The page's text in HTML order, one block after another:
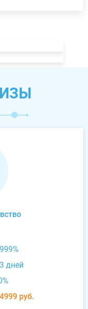
дней
руб.